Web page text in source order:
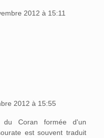
2012 à 15:11
2012 à 15:55
Coran formée d'un
est souvent traduit